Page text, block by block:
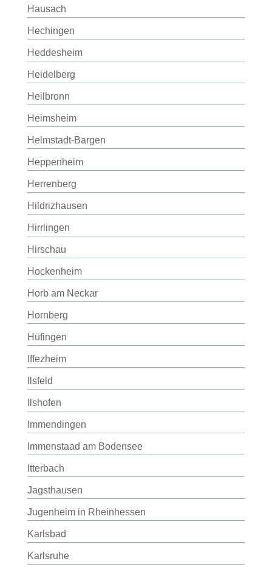
Hausach
Hechingen
Heddesheim
Heidelberg
Heilbronn
Heimsheim
Helmstadt-Bargen
Heppenheim
Herrenberg
Hildrizhausen
Hirrlingen
Hirschau
Hockenheim
Horb am Neckar
Hornberg
Hüfingen
Iffezheim
Ilsfeld
Ilshofen
Immendingen
Immenstaad am Bodensee
Itterbach
Jagsthausen
Jugenheim in Rheinhessen
Karlsbad
Karlsruhe